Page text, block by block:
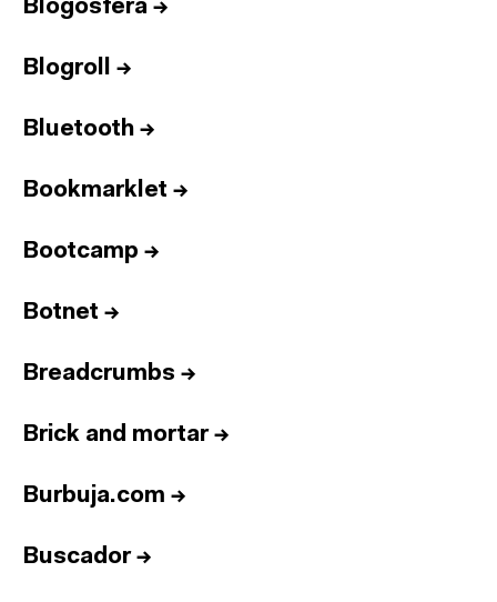
Blogosfera →
Blogroll →
Bluetooth →
Bookmarklet →
Bootcamp →
Botnet →
Breadcrumbs →
Brick and mortar→
Burbuja.com →
Buscador→